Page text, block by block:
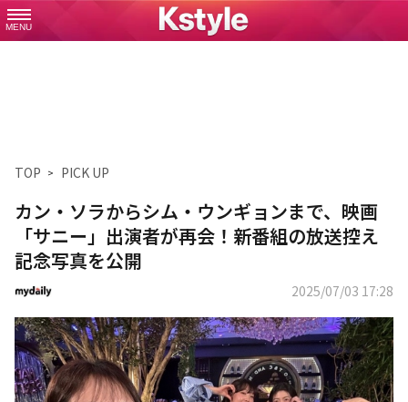
MENU
TOP PICK UP
カン・ソラからシム・ウンギョンまで、映画
「サニー」出演者が再会！新番組の放送控え
記念写真を公開
2025/07/03 17:28